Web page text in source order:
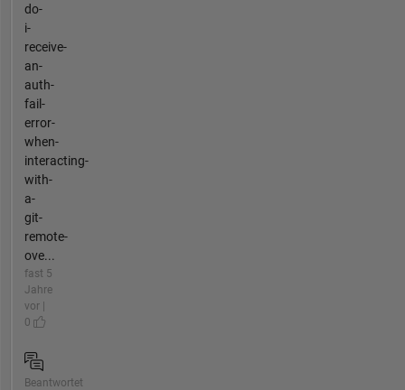
do-
i-
receive-
an-
auth-
fail-
error-
when-
interacting-
with-
a-
git-
remote-
ove...
fast 5
Jahre
vor |
0
Beantwortet